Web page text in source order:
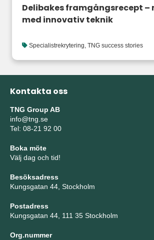
Delibakes framgångsrecept –
med innovativ teknik
Specialistrekrytering, TNG success stories
Kontakta oss
TNG Group AB
info@tng.se
Tel: 08-21 92 00
Boka möte
Välj dag och tid!
Besöksadress
Kungsgatan 44, Stockholm
Postadress
Kungsgatan 44, 111 35 Stockholm
Org.nummer